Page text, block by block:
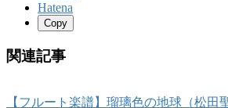
Hatena
Copy
関連記事
【フルート楽譜】瑠璃色の地球（松田